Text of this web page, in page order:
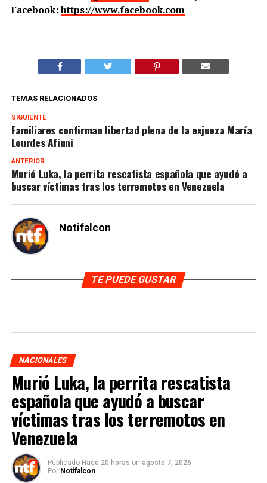
Facebook:https://www.facebook.com
TEMAS RELACIONADOS
SIGUIENTE
Familiares confirman libertad plena de la exjueza María
Lourdes Afiuni
ANTERIOR
Murió Luka, la perrita rescatista española que ayudó a
buscar víctimas tras los terremotos en Venezuela
Notifalcon
TE PUEDE GUSTAR
NACIONALES
Murió Luka, la perrita rescatista
española que ayudó a buscar
víctimas tras los terremotos en
Venezuela
Publicado Hace 20 horas on agosto 7, 2026
Por Notifalcon